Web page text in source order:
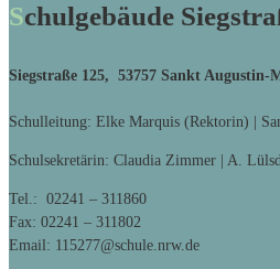
Schulgebäude
Siegstraße 125, 53757 Sankt Augustin-
Schulleitung: Elke Marquis (Rektorin) |
Schulsekretärin: Claudia Zimmer | A.
Tel.: 02241 – 311860
Fax: 02241 – 311802
Email: 115277@schule.nrw.de